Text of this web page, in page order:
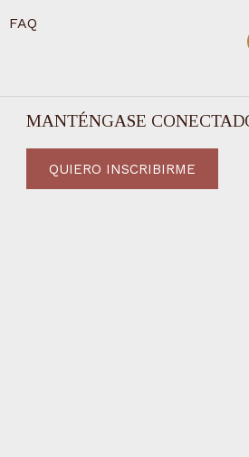
FAQ
MANTÉNGASE
QUIERO INSCRIBIRME